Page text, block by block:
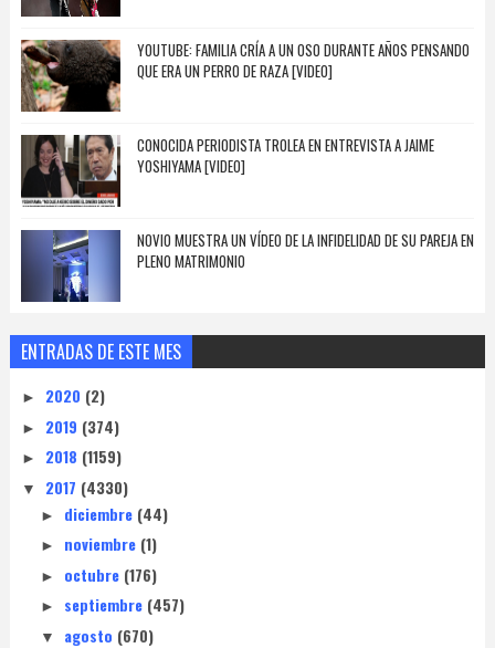
YOUTUBE: FAMILIA CRÍA A UN OSO DURANTE AÑOS PENSANDO
QUE ERA UN PERRO DE RAZA [VIDEO]
CONOCIDA PERIODISTA TROLEA EN ENTREVISTA A JAIME
YOSHIYAMA [VIDEO]
NOVIO MUESTRA UN VÍDEO DE LA INFIDELIDAD DE SU PAREJA EN
PLENO MATRIMONIO
ENTRADAS DE ESTE MES
► 2020 (2)
► 2019 (374)
► 2018 (1159)
▼ 2017 (4330)
► diciembre (44)
► noviembre (1)
► octubre (176)
► septiembre (457)
▼ agosto (670)